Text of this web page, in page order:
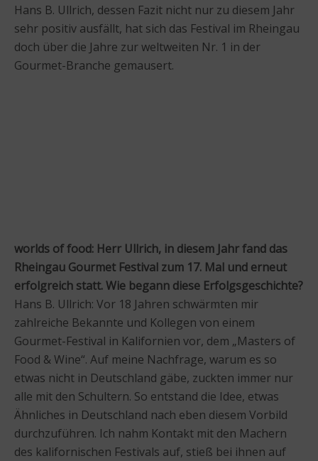
Hans B. Ullrich, dessen Fazit nicht nur zu diesem Jahr
sehr positiv ausfällt, hat sich das Festival im Rheingau
doch über die Jahre zur weltweiten Nr. 1 in der
Gourmet-Branche gemausert.
worlds of food: Herr Ullrich, in diesem Jahr fand das
Rheingau Gourmet Festival zum 17. Mal und erneut
erfolgreich statt. Wie begann diese Erfolgsgeschichte?
Hans B. Ullrich: Vor 18 Jahren schwärmten mir
zahlreiche Bekannte und Kollegen von einem
Gourmet-Festival in Kalifornien vor, dem „Masters of
Food & Wine“. Auf meine Nachfrage, warum es so
etwas nicht in Deutschland gäbe, zuckten immer nur
alle mit den Schultern. So entstand die Idee, etwas
Ähnliches in Deutschland nach eben diesem Vorbild
durchzuführen. Ich nahm Kontakt mit den Machern
des kalifornischen Festivals auf, stieß bei ihnen auf